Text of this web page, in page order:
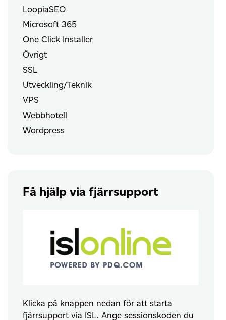
LoopiaSEO
Microsoft 365
One Click Installer
Övrigt
SSL
Utveckling/Teknik
VPS
Webbhotell
Wordpress
Få hjälp via fjärrsupport
Klicka på knappen nedan för att starta
fjärrsupport via ISL. Ange sessionskoden du